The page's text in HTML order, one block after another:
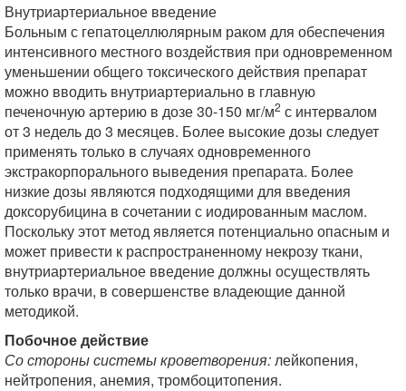
Внутриартериальное введение
Больным с гепатоцеллюлярным раком для обеспечения
интенсивного местного воздействия при одновременном
уменьшении общего токсического действия препарат
можно вводить внутриартериально в главную
печеночную артерию в дозе 30-150 мг/м2 с интервалом
от 3 недель до 3 месяцев. Более высокие дозы следует
применять только в случаях одновременного
экстракорпорального выведения препарата. Более
низкие дозы являются подходящими для введения
доксорубицина в сочетании с иодированным маслом.
Поскольку этот метод является потенциально опасным и
может привести к распространенному некрозу ткани,
внутриартериальное введение должны осуществлять
только врачи, в совершенстве владеющие данной
методикой.
Побочное действие
Со стороны системы кроветворения:лейкопения,
нейтропения, анемия, тромбоцитопения.